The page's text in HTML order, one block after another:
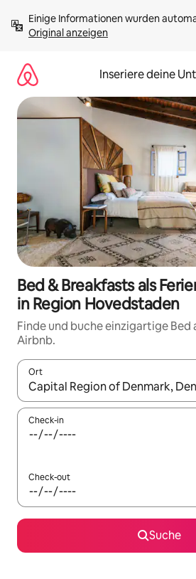
Inhalten
springenOriginal anzeigen
Inseriere deine
Bed & Breakfasts als
in Region Hovedstaden
Finde und buche einzigartige Bed
Airbnb.
Ort
Wenn Ergebnisse verfügbar sind,
Check-in
Check-out
Suche